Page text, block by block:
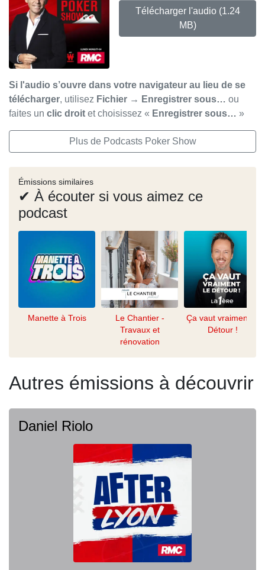
Télécharger l'audio (1.24
MB)
Si l'audio s’ouvre dans votre navigateur au lieu de se
télécharger, utilisez Fichier → Enregistrer sous… ou
faites un clic droit et choisissez « Enregistrer sous… »
Plus de Podcasts Poker Show
Émissions similaires
✔ À écouter si vous aimez ce
podcast
Manette à Trois
Le Chantier -
Travaux et
rénovation
Ça vaut vraiment le
Détour !
Autres émissions à découvrir
Daniel Riolo